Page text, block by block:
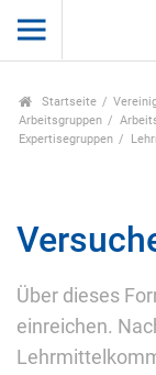
Startseite
Arbeitsgruppen
Expertisegruppen
Über dieses
einreichen.